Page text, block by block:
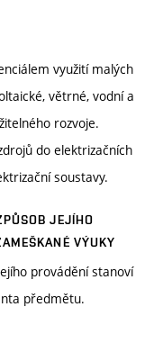
využití malých
větrné, vodní a
rozvoje.
do elektrizačních
soustavy.
JEJÍHO
VÝUKY
provádění stanoví
předmětu.